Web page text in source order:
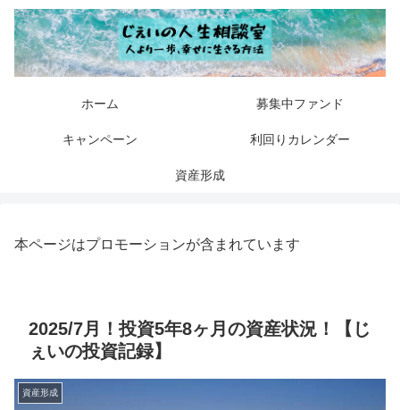
ホーム 募集中ファンド
キャンペーン 利回りカレンダー
資産形成
本ページはプロモーションが含まれています
2025/7月！投資5年8ヶ月の資産状況！【じ
ぇいの投資記録】
資産形成